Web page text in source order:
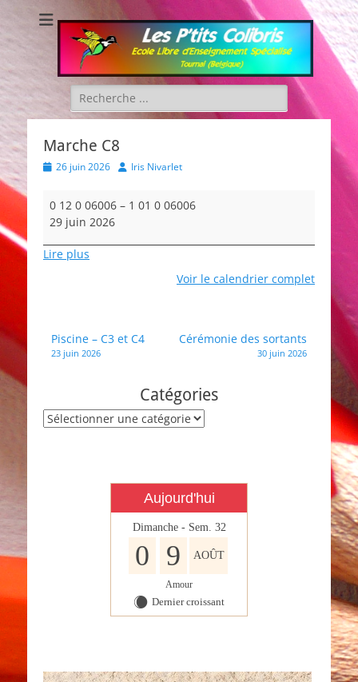
Les P'tits Colibris
Rechercher :
Marche C8
Posted26 juin 2026 AuthorIris Nivarlet
Marche
C8
0 12 0 06006 – 1 01 0 06006
29 juin 2026
Lire plus
Voir le calendrier complet
Navigation
de
Piscine – C3 et C4
23 juin 2026
Cérémonie des sortants
30 juin 2026
Catégories
Catégories
Aujourd'hui
Dimanche - Sem. 32
0 9 AOÛT
Amour
X Dernier croissant